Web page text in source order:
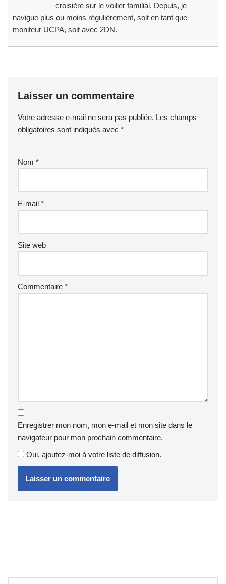
croisière sur le voilier familial. Depuis, je
navigue plus ou moins régulièrement, soit en tant que
moniteur UCPA, soit avec 2DN.
Laisser un commentaire
Votre adresse e-mail ne sera pas publiée. Les champs
obligatoires sont indiqués avec *
Nom *
E-mail *
Site web
Commentaire *
Enregistrer mon nom, mon e-mail et mon site dans le
navigateur pour mon prochain commentaire.
Oui, ajoutez-moi à votre liste de diffusion.